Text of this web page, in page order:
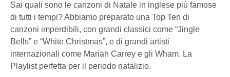
Sai quali sono le canzoni di Natale in inglese più famose
di tutti i tempi? Abbiamo preparato una Top Ten di
canzoni imperdibili, con grandi classici come “Jingle
Bells” e “White Christmas”, e di grandi artisti
internazionali come Mariah Carrey e gli Wham. La
Playlist perfetta per il periodo natalizio.